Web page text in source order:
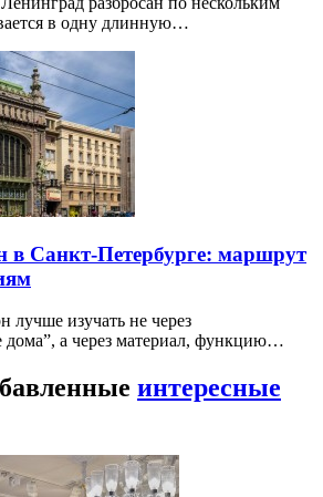
в одну длинную…
в Санкт-Петербурге: маршрут
лучше изучать не через
дома”, а через материал, функцию…
интересные